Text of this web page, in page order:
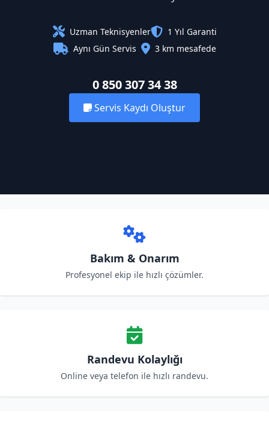
Uzman Teknisyenler
1 Yıl Garanti
Aynı Gün Servis
3 km mesafede
0 850 307 34 38
Servis Kaydı Oluştur
Bakım & Onarım
Profesyonel ekip ile hızlı çözümler.
Randevu Kolaylığı
Online veya telefon ile hızlı randevu.